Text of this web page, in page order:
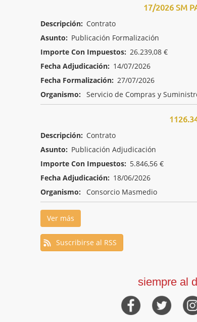
17/2026 SM
Descripción: Contrato
Asunto: Publicación Formalización
Importe Con Impuestos: 26.239,08 €
Fecha Adjudicación: 14/07/2026
Fecha Formalización: 27/07/2026
Organismo:
Servicio de Compras y
Descripción: Contrato
Asunto: Publicación Adjudicación
Importe Con Impuestos: 5.846,56 €
Fecha Adjudicación: 18/06/2026
Organismo:
Consorcio Masmedio
Ver más
Suscribirse al RSS
siempre al